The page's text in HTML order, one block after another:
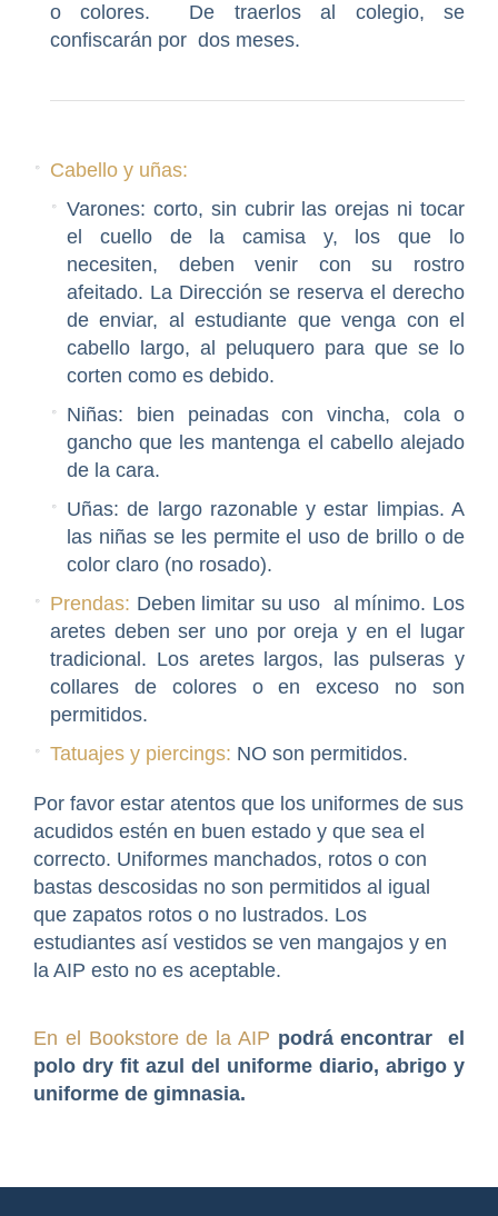
o colores. De traerlos al colegio, se
confiscarán por dos meses.
Cabello y uñas:
Varones: corto, sin cubrir las orejas ni tocar
el cuello de la camisa y, los que lo
necesiten, deben venir con su rostro
afeitado. La Dirección se reserva el derecho
de enviar, al estudiante que venga con el
cabello largo, al peluquero para que se lo
corten como es debido.
Niñas: bien peinadas con vincha, cola o
gancho que les mantenga el cabello alejado
de la cara.
Uñas: de largo razonable y estar limpias. A
las niñas se les permite el uso de brillo o de
color claro (no rosado).
Prendas: Deben limitar su uso al mínimo. Los
aretes deben ser uno por oreja y en el lugar
tradicional. Los aretes largos, las pulseras y
collares de colores o en exceso no son
permitidos.
Tatuajes y piercings: NO son permitidos.
Por favor estar atentos que los uniformes de sus
acudidos estén en buen estado y que sea el
correcto. Uniformes manchados, rotos o con
bastas descosidas no son permitidos al igual
que zapatos rotos o no lustrados. Los
estudiantes así vestidos se ven mangajos y en
la AIP esto no es aceptable.
En el Bookstore de la AIP podrá encontrar el
polo dry fit azul del uniforme diario, abrigo y
uniforme de gimnasia.